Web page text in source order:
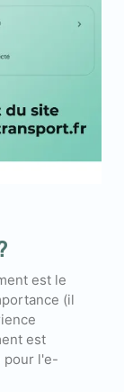
est le
(il
est
pour l'e-